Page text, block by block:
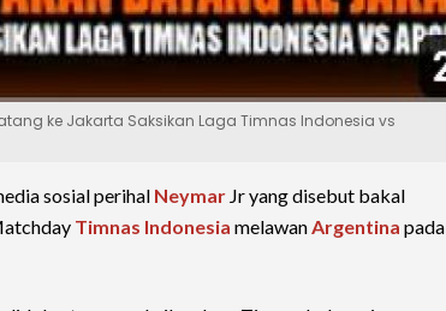
ke Jakarta Saksikan Laga Timnas Indonesia vs
sosial perihal Neymar Jr yang disebut bakal
Timnas Indonesia melawanArgentina pada